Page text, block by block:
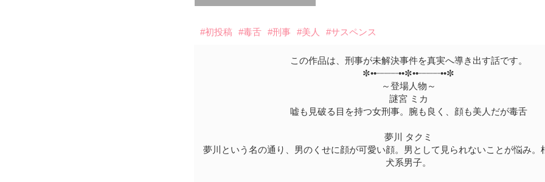
#初投稿 #毒舌 #刑事 #美人 #サスペンス
この作品は、刑事が未解決事件を真実へ導き出す話です。
✼••┈┈┈┈••✼••┈┈┈┈••✼
～登場人物～
謎宮 ミカ
嘘も見破る目を持つ女刑事。腕も良く、顔も美人だが毒舌
夢川 タクミ
夢川という名の通り、男のくせに顔が可愛い顔。男として見られないことが悩み。
犬系男子。